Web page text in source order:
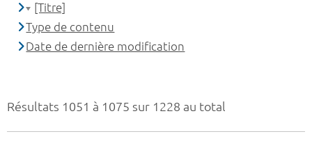
Résultats 1051 à 1075 sur 1228 au total
[Titre]
Type de contenu
Date de dernière modification